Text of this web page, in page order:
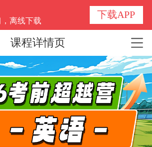
离线下载
下载APP
课程详情页